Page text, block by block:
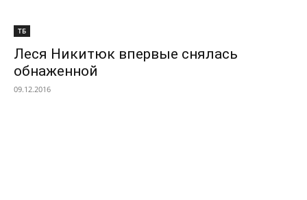
ТБ
Леся Никитюк впервые снялась
обнаженной
09.12.2016